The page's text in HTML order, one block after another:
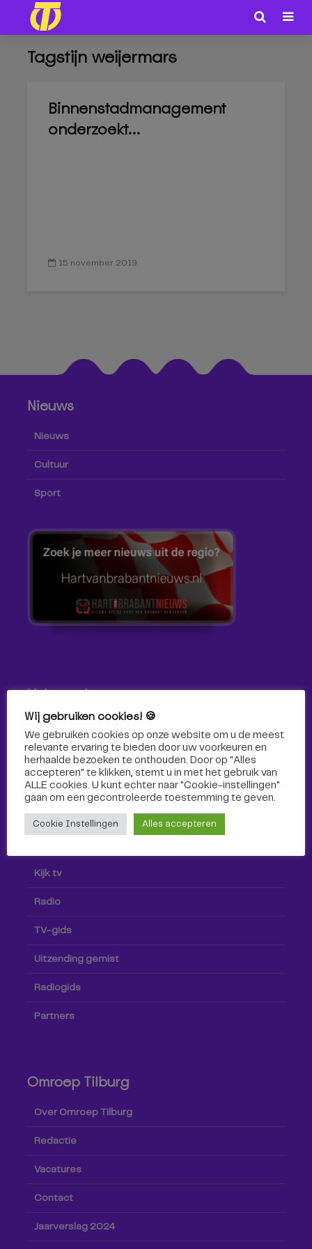
Tagstijn weijermars
Binnenstadmanagement
onderzoekt...
15 november 2019
Nieuws
Nieuws
Cultuur
Sport
Volg ons!
Volg Omroep Tilburg niet alleen hier, maar ook via social
media!
Kijk tv
Radio
TV-gids
Uitzending gemist
Radiogids
Partners
Omroep Tilburg
Over Omroep Tilburg
Redactie
Vacatures
Contact
Jaarverslag 2024
Wij gebruiken cookies! 🍪
We gebruiken cookies op onze website om u de meest
relevante ervaring te bieden door uw voorkeuren en
herhaalde bezoeken te onthouden. Door op "Alles
accepteren" te klikken, stemt u in met het gebruik van
ALLE cookies. U kunt echter naar "Cookie-instellingen"
gaan om een ​​gecontroleerde toestemming te geven.
Cookie Instellingen Alles accepteren